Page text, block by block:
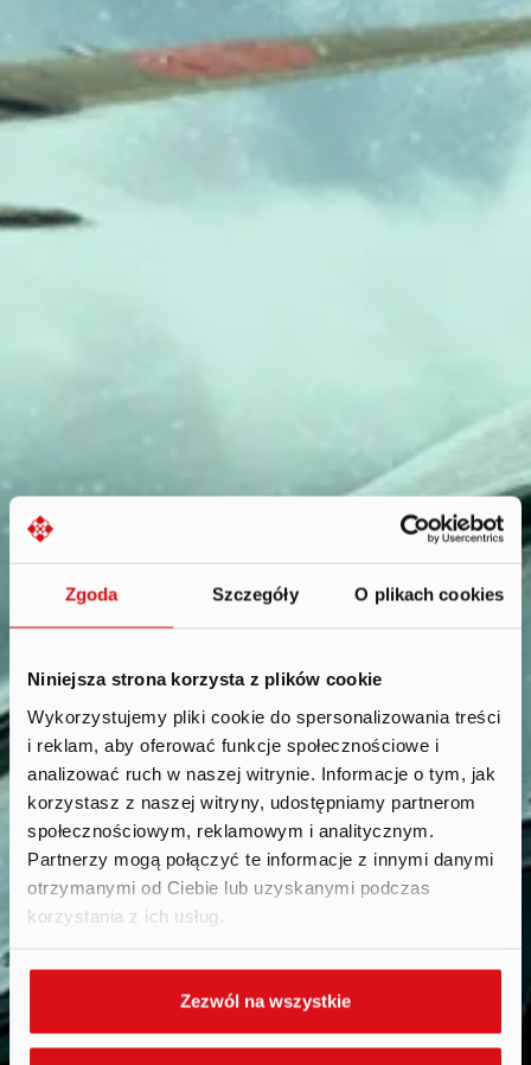
Zgoda Szczegóły O plikach cookies
Niniejsza strona korzysta z plików cookie
Wykorzystujemy pliki cookie do spersonalizowania treści
i reklam, aby oferować funkcje społecznościowe i
analizować ruch w naszej witrynie. Informacje o tym, jak
korzystasz z naszej witryny, udostępniamy partnerom
społecznościowym, reklamowym i analitycznym.
Partnerzy mogą połączyć te informacje z innymi danymi
otrzymanymi od Ciebie lub uzyskanymi podczas
korzystania z ich usług.
Zezwól na wszystkie
Reports.